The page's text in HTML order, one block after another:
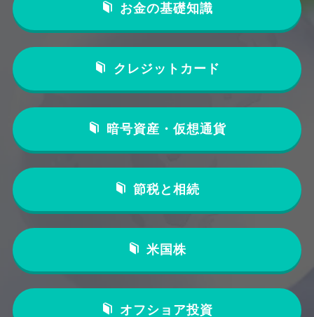
お金の基礎知識
クレジットカード
暗号資産・仮想通貨
節税と相続
米国株
オフショア投資